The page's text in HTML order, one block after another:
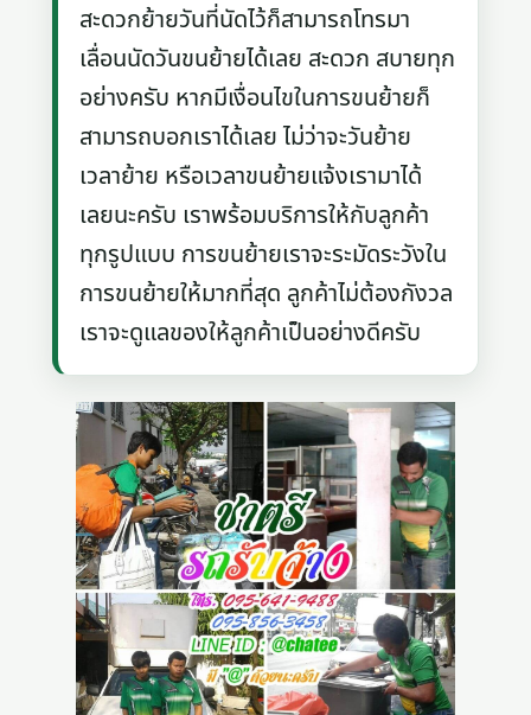
สะดวกย้ายวันที่นัดไว้ก็สามารถโทรมา
เลื่อนนัดวันขนย้ายได้เลย สะดวก สบายทุก
อย่างครับ หากมีเงื่อนไขในการขนย้ายก็
สามารถบอกเราได้เลย ไม่ว่าจะวันย้าย
เวลาย้าย หรือเวลาขนย้ายแจ้งเรามาได้
เลยนะครับ เราพร้อมบริการให้กับลูกค้า
ทุกรูปแบบ การขนย้ายเราจะระมัดระวังใน
การขนย้ายให้มากที่สุด ลูกค้าไม่ต้องกังวล
เราจะดูแลของให้ลูกค้าเป็นอย่างดีครับ